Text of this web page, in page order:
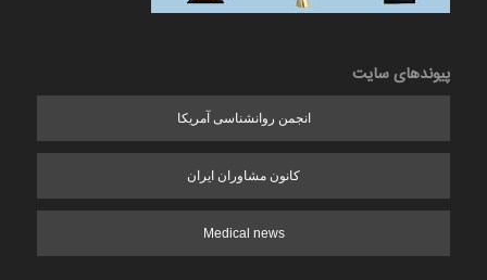
پیوندهای سایت
انجمن روانشناسی آمریکا
کانون مشاوران ایران
Medical news